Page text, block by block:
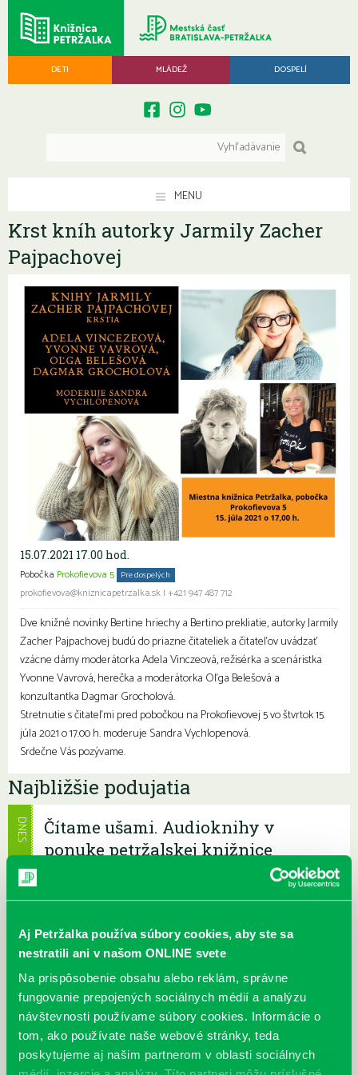
Aj Petržalka používa súbory cookies, aby ste sa
nestratili ani v našom ONLINE svete
Na prispôsobenie obsahu alebo reklám, správne
fungovanie prepojených sociálnych médií a analýzu
návštevnosti používame súbory cookies. Informácie o
tom, ako používate naše webové stránky, teda
poskytujeme aj našim partnerom v oblasti sociálnych
DETI MLÁDEŽ DOSPELÍ
MENU
Krst kníh autorky Jarmily Zacher
Pajpachovej
15.07.2021 17.00 hod.
Pobočka Prokofievova 5 Pre dospelých
prokofievova@kniznicapetrzalka.sk | +421 947 487 712
Dve knižné novinky Bertine hriechy a Bertino prekliatie, autorky Jarmily
Zacher Pajpachovej budú do priazne čitateliek a čitateľov uvádzať
vzácne dámy moderátorka Adela Vinczeová, režisérka a scenáristka
Yvonne Vavrová, herečka a moderátorka Oľga Belešová a
konzultantka Dagmar Grocholová.
Stretnutie s čitateľmi pred pobočkou na Prokofievovej 5 vo štvrtok 15.
júla 2021 o 17.00 h. moderuje Sandra Vychlopenová.
Srdečne Vás pozývame.
Najbližšie podujatia
Čítame ušami. Audioknihy v
ponuke petržalskej knižnice
Máme skvelé správy pre všetkých milovníkov kníh a príbehov!
Odteraz si môžete v našej knižnici nielen požičať klasické
DNES
Výdajný knižný box dostupný 24/7
Každý deň
Výdajný box na knihy Knižnice Petržalka je umiestnený pri
vchode do Petržalskej plavárne na Tupolevovej 7B a jeho obsluha
je užívateľsky veľmi jednodu...